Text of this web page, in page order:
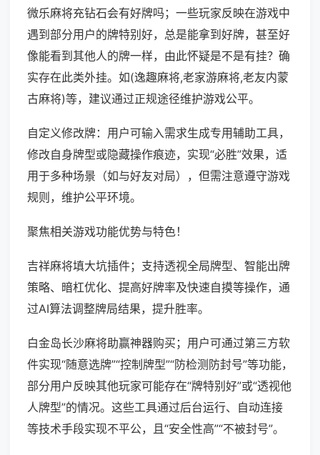
微乐麻将充钻石会有好牌吗；一些玩家反映在游戏中
遇到部分用户的牌特别好，总是能拿到好牌，甚至好
像能看到其他人的牌一样，由此怀疑是不是有挂？确
实存在此类外挂。如(逸趣麻将,老家游麻将,老友内蒙
古麻将)等，建议通过正规途径维护游戏公平。
自定义修改牌：用户可输入需求生成专用辅助工具，
修改自身牌型或隐藏操作痕迹，实现“必胜”效果，适
用于多种场景（如与好友对局），但需注意遵守游戏
规则，维护公平环境。
聚焦相关游戏功能优势与特色！
吉祥麻将填大坑插件；支持透视全局牌型、智能出牌
策略、暗杠优化、提高好牌率及快速自摸等操作，通
过AI算法调整牌局结果，提升胜率。
白金岛长沙麻将助赢神器购买；用户可通过第三方软
件实现“随意选牌”“控制牌型”“防检测防封号”等功能，
部分用户反映其他玩家可能存在“牌特别好”或“透视他
人牌型”的情况。这些工具通过后台运行、自动连接
等技术手段实现不平公，且“安全性高”“不被封号”。